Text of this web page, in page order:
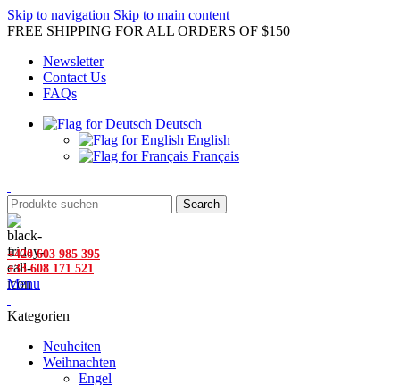
Skip to navigation Skip to main content
FREE SHIPPING FOR ALL ORDERS OF $150
Newsletter
Contact Us
FAQs
Deutsch
English
Français
Search
+420 603 985 395
+33 608 171 521
Menu
Kategorien
Neuheiten
Weihnachten
Engel